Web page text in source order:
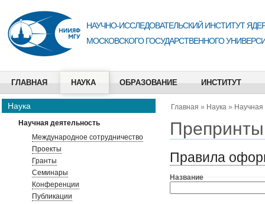
НАУЧНО-ИССЛЕДОВАТЕЛЬСКИЙ ИНСТИТУТ
МОСКОВСКОГО ГОСУДАРСТВЕННОГО
ГЛАВНАЯ НАУКА ОБРАЗОВАНИЕ ИНСТИТУТ
Наука
Научная деятельность
Международное сотрудничество
Проекты
Гранты
Семинары
Конференции
Публикации
Главная » Наука » Научная
Препринты
Правила
Название